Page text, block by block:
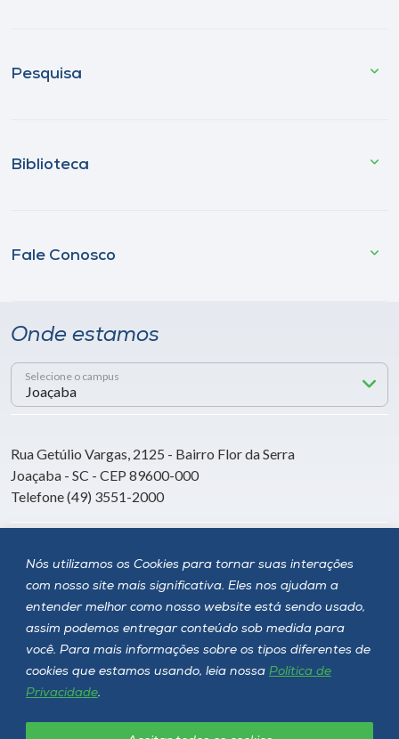
Nós utilizamos os Cookies para tornar suas interações
com nosso site mais significativa. Eles nos ajudam a
entender melhor como nosso website está sendo usado,
assim podemos entregar conteúdo sob medida para
você. Para mais informações sobre os tipos diferentes de
cookies que estamos usando, leia nossa Política de
Privacidade.
Pesquisa
Biblioteca
Fale Conosco
Onde estamos
Selecione o campus
Rua Getúlio Vargas, 2125 - Bairro Flor da Serra
Joaçaba - SC - CEP 89600-000
Telefone (49) 3551-2000
Siga a Unoesc